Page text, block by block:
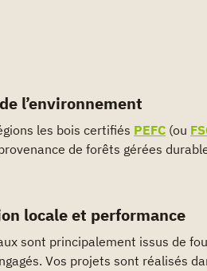
l’environnement
les bois certifiés PEFC (ou
de forêts gérées
locale et performance
sont principalement issus de
Vos projets sont réalisés